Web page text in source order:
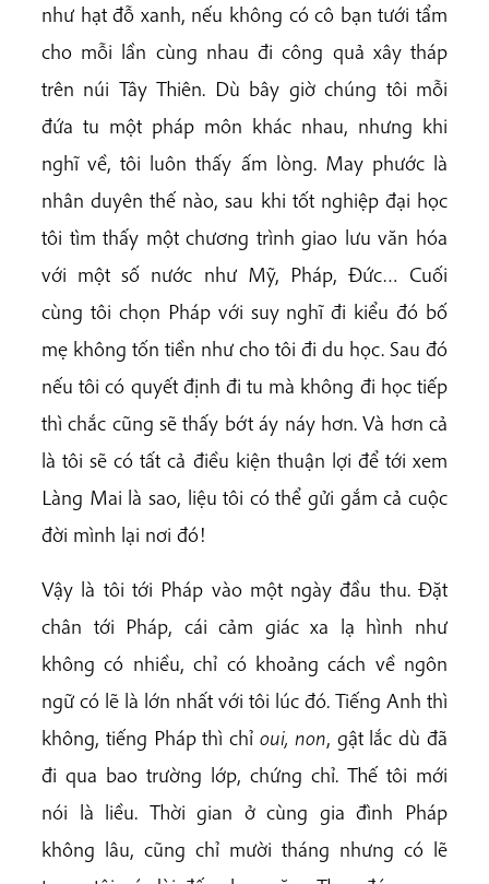
như hạt đỗ xanh, nếu không có cô bạn tưới tẩm
cho mỗi lần cùng nhau đi công quả xây tháp
trên núi Tây Thiên. Dù bây giờ chúng tôi mỗi
đứa tu một pháp môn khác nhau, nhưng khi
nghĩ về, tôi luôn thấy ấm lòng. May phước là
nhân duyên thế nào, sau khi tốt nghiệp đại học
tôi tìm thấy một chương trình giao lưu văn hóa
với một số nước như Mỹ, Pháp, Đức… Cuối
cùng tôi chọn Pháp với suy nghĩ đi kiểu đó bố
mẹ không tốn tiền như cho tôi đi du học. Sau đó
nếu tôi có quyết định đi tu mà không đi học tiếp
thì chắc cũng sẽ thấy bớt áy náy hơn. Và hơn cả
là tôi sẽ có tất cả điều kiện thuận lợi để tới xem
Làng Mai là sao, liệu tôi có thể gửi gắm cả cuộc
đời mình lại nơi đó!
Vậy là tôi tới Pháp vào một ngày đầu thu. Đặt
chân tới Pháp, cái cảm giác xa lạ hình như
không có nhiều, chỉ có khoảng cách về ngôn
ngữ có lẽ là lớn nhất với tôi lúc đó. Tiếng Anh thì
không, tiếng Pháp thì chỉ oui, non, gật lắc dù đã
đi qua bao trường lớp, chứng chỉ. Thế tôi mới
nói là liều. Thời gian ở cùng gia đình Pháp
không lâu, cũng chỉ mười tháng nhưng có lẽ